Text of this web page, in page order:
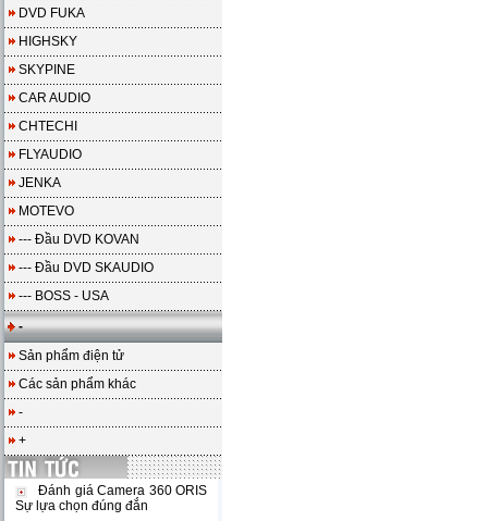
DVD FUKA
HIGHSKY
SKYPINE
CAR AUDIO
CHTECHI
FLYAUDIO
JENKA
MOTEVO
--- Đầu DVD KOVAN
--- Đầu DVD SKAUDIO
--- BOSS - USA
-
Sản phẩm điện tử
Các sản phẩm khác
-
+
Đánh giá Camera 360 ORIS
Sự lựa chọn đúng đắn